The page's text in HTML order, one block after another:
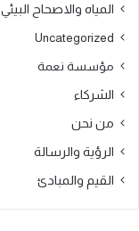
المياه والاصحاح البيئي
Uncategorized
مؤسسة نعمة
الشركاء
من نحن
الرؤية والرسالة
القيم والمبادئ